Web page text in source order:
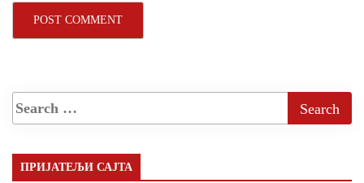
ПРИЈАТЕЉИ САЈТА